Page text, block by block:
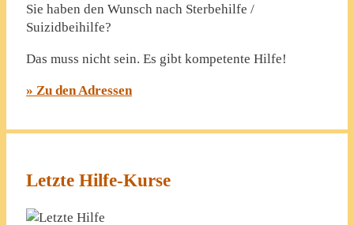
Sie haben den Wunsch nach Sterbehilfe /
Suizidbeihilfe?
Das muss nicht sein. Es gibt kompetente Hilfe!
» Zu den Adressen
Letzte Hilfe-Kurse